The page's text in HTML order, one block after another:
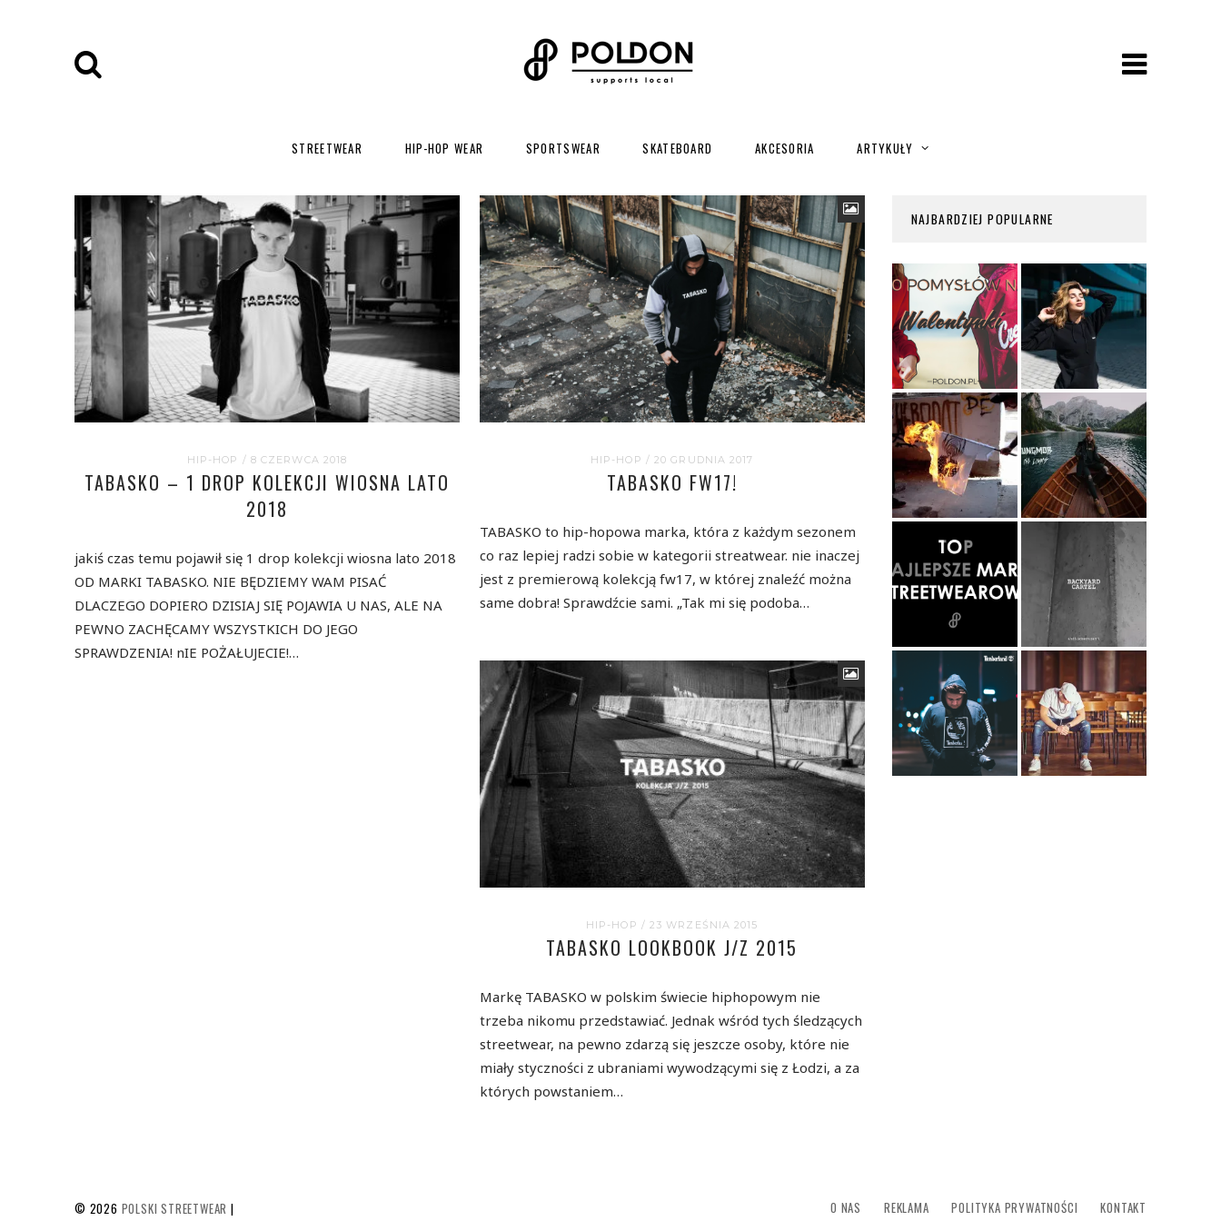
STREETWEAR HIP-HOP WEAR SPORTSWEAR SKATEBOARD AKCESORIA ARTYKUŁY
HIP-HOP / 8 CZERWCA 2018
TABASKO – 1 DROP KOLEKCJI WIOSNA LATO
2018
jakiś czas temu pojawił się 1 drop kolekcji wiosna lato 2018
OD MARKI TABASKO. NIE BĘDZIEMY WAM PISAĆ
DLACZEGO DOPIERO DZISIAJ SIĘ POJAWIA U NAS, ALE NA
PEWNO ZACHĘCAMY WSZYSTKICH DO JEGO
SPRAWDZENIA! nIE POŻAŁUJECIE!…
HIP-HOP / 20 GRUDNIA 2017
TABASKO FW17!
TABASKO to hip-hopowa marka, która z każdym sezonem
co raz lepiej radzi sobie w kategorii streatwear. nie inaczej
jest z premierową kolekcją fw17, w której znaleźć można
same dobra! Sprawdźcie sami. „Tak mi się podoba…
HIP-HOP / 23 WRZEŚNIA 2015
TABASKO LOOKBOOK J/Z 2015
Markę TABASKO w polskim świecie hiphopowym nie
trzeba nikomu przedstawiać. Jednak wśród tych śledzących
streetwear, na pewno zdarzą się jeszcze osoby, które nie
miały styczności z ubraniami wywodzącymi się z Łodzi, a za
których powstaniem…
NAJBARDZIEJ POPULARNE
O NAS REKLAMA POLITYKA PRYWATNOŚCI KONTAKT
© 2026 POLSKI STREETWEAR |